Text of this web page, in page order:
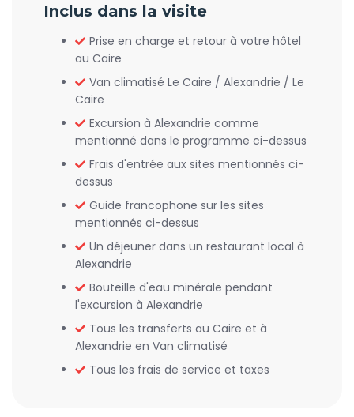
Inclus dans la visite
Prise en charge et retour à votre hôtel
au Caire
Van climatisé Le Caire / Alexandrie / Le
Caire
Excursion à Alexandrie comme
mentionné dans le programme ci-dessus
Frais d'entrée aux sites mentionnés ci-
dessus
Guide francophone sur les sites
mentionnés ci-dessus
Un déjeuner dans un restaurant local à
Alexandrie
Bouteille d'eau minérale pendant
l'excursion à Alexandrie
Tous les transferts au Caire et à
Alexandrie en Van climatisé
Tous les frais de service et taxes